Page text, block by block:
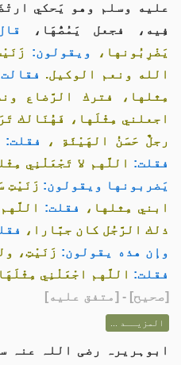
عليه وسلم وهو يَحكي
فِيه، فجعل يَمُصُّهَا،
يَضْرِبُونها،
ويقولون:
الله ونعم الوكيل.
مِثلها، فترك الرَّضاع
اجعلني مِثْلَها، فَهُنَالك
رجلٌ حَسَنُ الهَيْئَةِ ،
فقلت:
فقلت: اللَّهم لا تَجْعَلْنِي
يَضربونها ويقولون: زَنَيْتِ
ابني مِثلها،
فقلت:
ذلك الرَّجُل كان جبَّارا،
وإن هذه يقولون: زَنَيْتِ،
فقلت: اللَّهم اجْعَلْنِي
[صحيح] - [متفق عليه]
المزيــد ...
ابوہریرہ رضی اللہ عنہ